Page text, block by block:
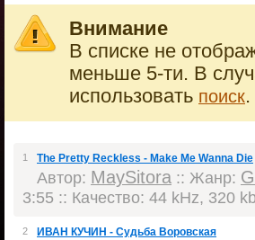
Внимание
В списке не
меньше 5-ти. В
использовать поиск.
1 The Pretty Reckless - Make Me Wanna Die
Автор: MaySitora :: Жанр:
3:55 :: Качество: 44 kHz, 320
2 ИВАН КУЧИН - Судьба Воровская